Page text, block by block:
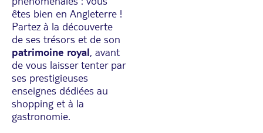
êtes bien en Angleterre !
Partez à la découverte
de ses trésors et de son
patrimoine royal, avant
de vous laisser tenter par
ses prestigieuses
enseignes dédiées au
shopping et à la
gastronomie.